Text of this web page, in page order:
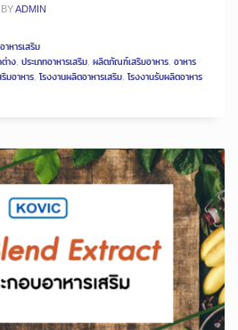
BYADMIN
หารเสริม
าง, ประเภทอาหารเสริม, ผลิตภัณฑ์เสริมอาหาร, อาหาร
ริมอาหาร, โรงงานผลิตอาหารเสริม, โรงงานรับผลิตอาหาร